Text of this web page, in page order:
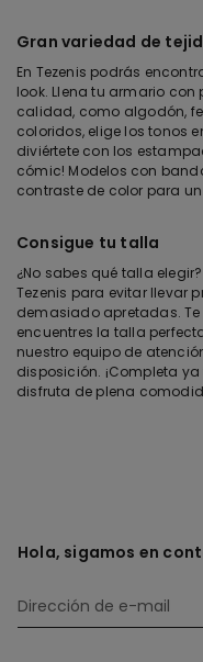
Gran variedad de
En Tezenis podrás
look. Llena tu armario
calidad, como algodón,
coloridos, elige los tonos
diviértete con los
cómic! Modelos con
contraste de color para
Consigue tu talla
¿No sabes qué talla
Tezenis para evitar llevar
demasiado apretadas.
encuentres la talla
nuestro equipo de
disposición. ¡Completa
disfruta de plena
Hola, sigamos en